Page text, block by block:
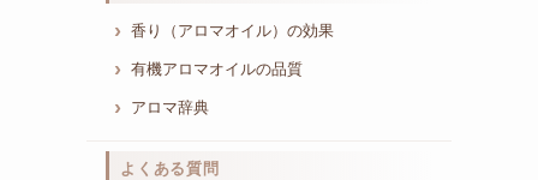
香り（アロマオイル）の効果
有機アロマオイルの品質
アロマ辞典
よくある質問